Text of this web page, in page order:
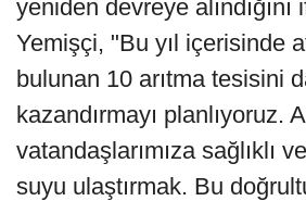
yeniden devreye alındığını
Yemişçi, "Bu yıl içerisinde
bulunan 10 arıtma tesisini
kazandırmayı planlıyoruz.
vatandaşlarımıza sağlıklı
suyu ulaştırmak. Bu